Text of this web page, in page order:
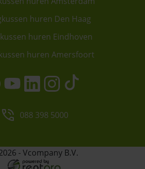
huren Den Haag
huren Eindhoven
huren Amersfoort
088 398 5000
- Vcompany B.V.